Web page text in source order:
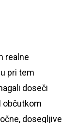
realne
pri tem
doseči
občutkom
dosegljive